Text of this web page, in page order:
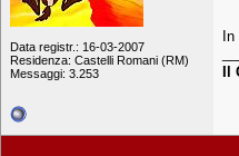
Data registr.: 16-03-2007
Residenza: Castelli Romani (RM)
Messaggi: 3.253
Il